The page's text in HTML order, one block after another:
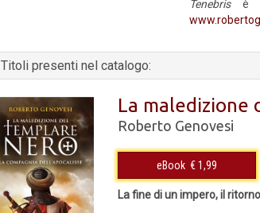
Tenebrisè la
Titoli presenti nel catalogo:
La maledizione
Roberto Genovesi
eBook € 1,99
La fine di un impero, il